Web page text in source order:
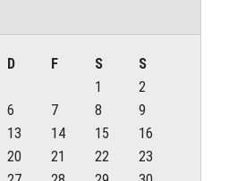
D F S
S
1
2
6 7 8
9
13 14 15
16
20 21 22
23